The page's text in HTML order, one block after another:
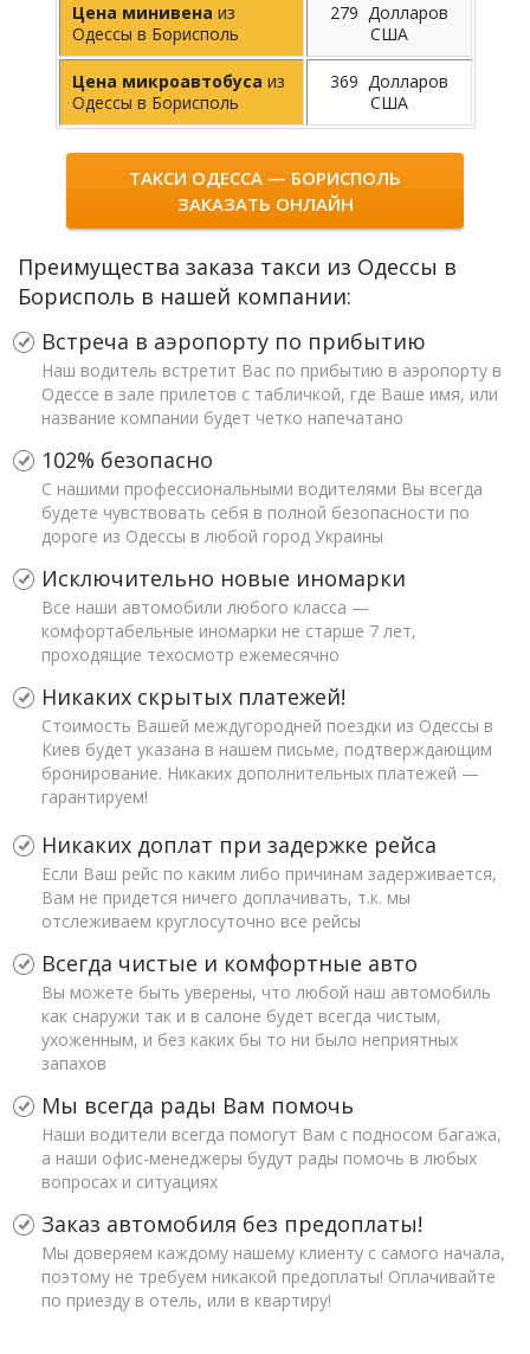
Цена минивена из
Одессы в Борисполь
279 Долларов
США
Цена микроавтобуса из
Одессы в Борисполь
369 Долларов
США
ТАКСИ ОДЕССА — БОРИСПОЛЬ
ЗАКАЗАТЬ ОНЛАЙН
Преимущества заказа такси из Одессы в
Борисполь в нашей компании:
Встреча в аэропорту по прибытию
Наш водитель встретит Вас по прибытию в аэропорту в
Одессе в зале прилетов с табличкой, где Ваше имя, или
название компании будет четко напечатано
102% безопасно
С нашими профессиональными водителями Вы всегда
будете чувствовать себя в полной безопасности по
дороге из Одессы в любой город Украины
Исключительно новые иномарки
Все наши автомобили любого класса —
комфортабельные иномарки не старше 7 лет,
проходящие техосмотр ежемесячно
Никаких скрытых платежей!
Стоимость Вашей междугородней поездки из Одессы в
Киев будет указана в нашем письме, подтверждающим
бронирование. Никаких дополнительных платежей —
гарантируем!
Никаких доплат при задержке рейса
Если Ваш рейс по каким либо причинам задерживается,
Вам не придется ничего доплачивать, т.к. мы
отслеживаем круглосуточно все рейсы
Всегда чистые и комфортные авто
Вы можете быть уверены, что любой наш автомобиль
как снаружи так и в салоне будет всегда чистым,
ухоженным, и без каких бы то ни было неприятных
запахов
Мы всегда рады Вам помочь
Наши водители всегда помогут Вам с подносом багажа,
а наши офис-менеджеры будут рады помочь в любых
вопросах и ситуациях
Заказ автомобиля без предоплаты!
Мы доверяем каждому нашему клиенту с самого начала,
поэтому не требуем никакой предоплаты! Оплачивайте
по приезду в отель, или в квартиру!